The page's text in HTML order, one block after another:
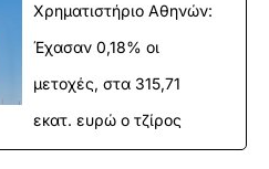
Χρηματιστήριο Αθηνών:
Έχασαν 0,18% οι
μετοχές, στα 315,71
εκατ. ευρώ ο τζίρος